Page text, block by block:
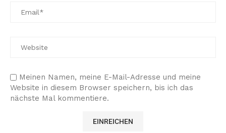
Meinen Namen, meine E-Mail-Adresse und meine
Website in diesem Browser speichern, bis ich das
nächste Mal kommentiere.